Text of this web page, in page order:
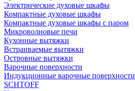
Электрические духовые шкафы
Компактные духовые шкафы
Компактные духовые шкафы с паром
Микроволновые печи
Кухонные вытяжки
Встраиваемые вытяжки
Островные вытяжки
Варочные поверхности
Индукционные варочные поверхности
SCHTOFF